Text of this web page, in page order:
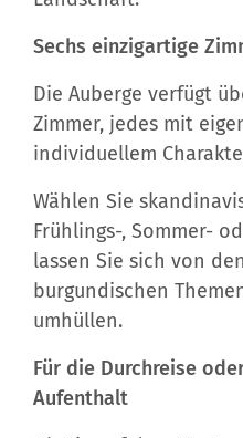
Sechs einzigartige
Die Auberge verfügt
Zimmer, jedes mit
individuellem
Wählen Sie
Frühlings-, Sommer-
lassen Sie sich von
burgundischen
umhüllen.
Für die Durchreise
Aufenthalt